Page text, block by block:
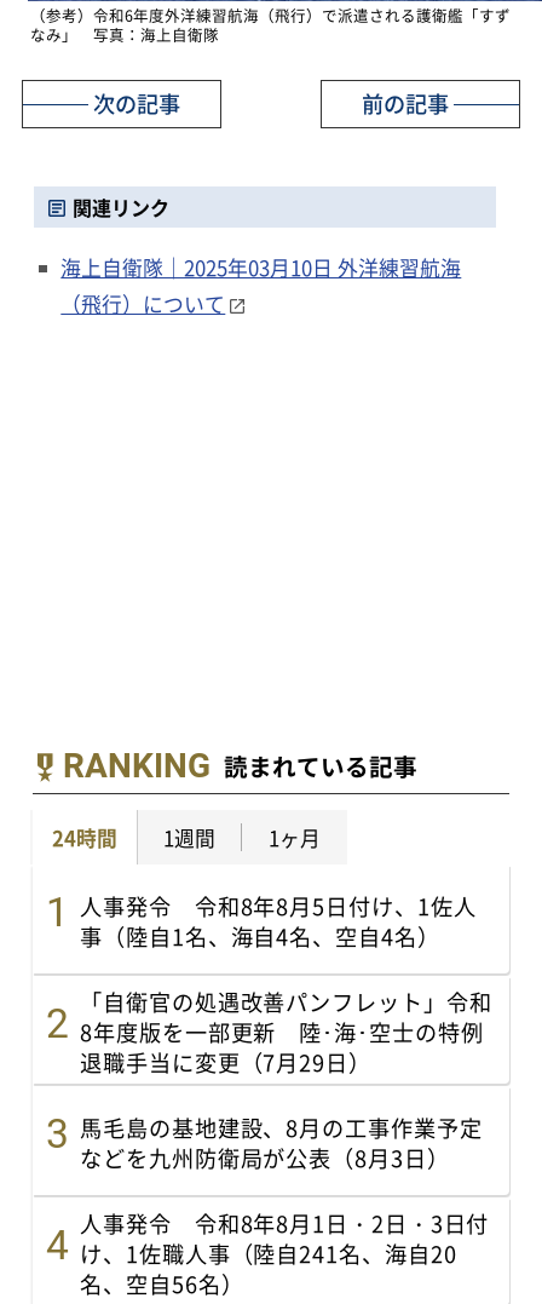
（参考）令和6年度外洋練習航海（飛行）で派遣される護衛艦「すず
なみ」 写真：海上自衛隊
前の記事
次の記事
関連リンク
海上自衛隊｜2025年03月10日 外洋練習航海
（飛行）について
RANKING 読まれている記事
24時間 1週間 1ヶ月
人事発令 令和8年8月5日付け、1佐人
事（陸自1名、海自4名、空自4名）
「自衛官の処遇改善パンフレット」令和
8年度版を一部更新 陸･海･空士の特例
退職手当に変更（7月29日）
馬毛島の基地建設、8月の工事作業予定
などを九州防衛局が公表（8月3日）
人事発令 令和8年8月1日・2日・3日付
け、1佐職人事（陸自241名、海自20
名、空自56名）